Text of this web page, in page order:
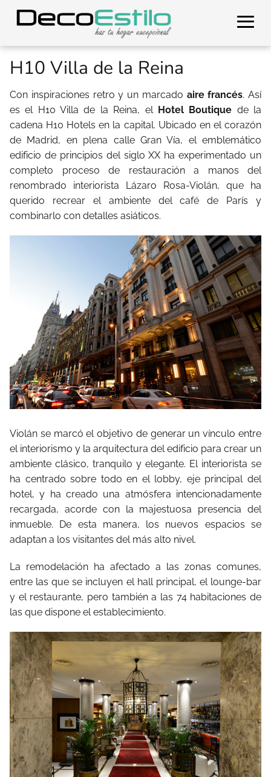
H10 Villa de la Reina
Con inspiraciones retro y un marcado aire francés. Así
es el H10 Villa de la Reina, el Hotel Boutique de la
cadena H10 Hotels en la capital. Ubicado en el corazón
de Madrid, en plena calle Gran Vía, el emblemático
edificio de principios del siglo XX ha experimentado un
completo proceso de restauración a manos del
renombrado interiorista Lázaro Rosa-Violán, que ha
querido recrear el ambiente del café de París y
combinarlo con detalles asiáticos.
Violán se marcó el objetivo de generar un vínculo entre
el interiorismo y la arquitectura del edificio para crear un
ambiente clásico, tranquilo y elegante. El interiorista se
ha centrado sobre todo en el lobby, eje principal del
hotel, y ha creado una atmósfera intencionadamente
recargada, acorde con la majestuosa presencia del
inmueble. De esta manera, los nuevos espacios se
adaptan a los visitantes del más alto nivel.
La remodelación ha afectado a las zonas comunes,
entre las que se incluyen el hall principal, el lounge-bar
y el restaurante, pero también a las 74 habitaciones de
las que dispone el establecimiento.